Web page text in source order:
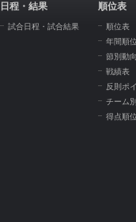
日程・結果
試合日程・試合結果
順位表
順位表
年間順
節別動向
戦績表
反則ポ
チーム
得点順